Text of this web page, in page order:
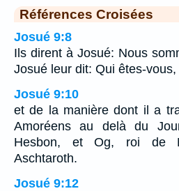
Références Croisées
Josué 9:8
Ils dirent à Josué: Nous
Josué leur dit: Qui êtes-
Josué 9:10
et de la manière dont il a
Amoréens au delà du
Hesbon, et Og, roi de
Aschtaroth.
Josué 9:12